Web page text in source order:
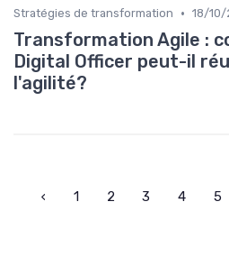
Stratégies de transformation • 18/
Transformation Agile :
Digital Officer peut-il
l'agilité?
‹ 1 2 3 4 5